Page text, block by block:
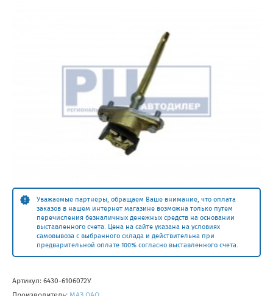
Уважаемые партнеры, обращаем Ваше внимание, что оплата
заказов в нашем интернет магазине возможна только путем
перечисления безналичных денежных средств на основании
выставленного счета. Цена на сайте указана на условиях
самовывоза с выбранного склада и действительна при
предварительной оплате 100% согласно выставленного счета.
Артикул: 6430-6106072У